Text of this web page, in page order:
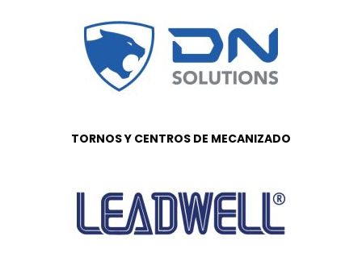
TORNOS Y CENTROS DE MECANIZADO